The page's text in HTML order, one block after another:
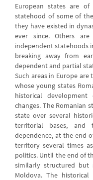
European states are
statehood of some of
they have existed in
ever since. Others
independent statehoods
breaking away from
dependent and partial
Such areas in Europe
whose young states
historical
changes. The Romanian
state over several
territorial bases, and
dependence, at the end
territory several times
politics. Until the end of
similarly structured but
Moldova. The